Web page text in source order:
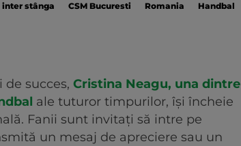
inter stânga CSM Bucuresti Romania Handbal
succes, Cristina Neagu, una dintre
ale tuturor timpurilor, își încheie
Fanii sunt invitați să intre pe
un mesaj de apreciere sau un